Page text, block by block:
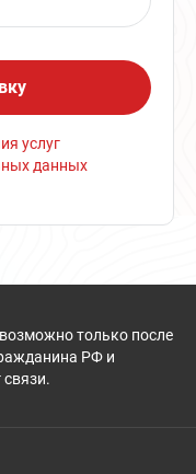
услуг
данных
только после
РФ и